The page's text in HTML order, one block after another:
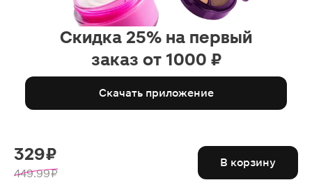
Скидка 25% на первый
заказ от 1000 ₽
Скачать приложение
329 ₽
449.99 ₽
В корзину